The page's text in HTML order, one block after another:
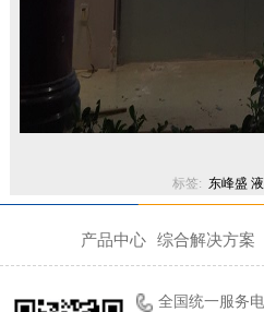
标签: 东峰盛
产品中心 综合解决方案
全国统一服务